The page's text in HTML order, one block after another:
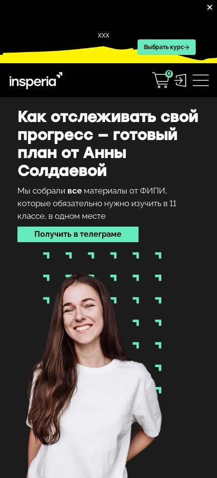
XXX
Выбрать курс
0
Как отслеживать свой
прогресс — готовый
план от Анны
Солдаевой
Мы собрали всематериалы от ФИПИ,
которые обязательно нужно изучить в 11
классе, в одном месте
Получить в телеграме